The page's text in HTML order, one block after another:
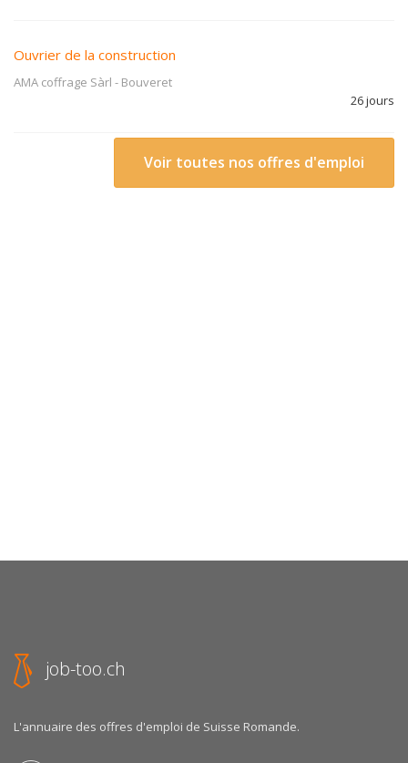
Ouvrier de la construction
AMA coffrage Sàrl - Bouveret
26 jours
Voir toutes nos offres d'emploi
job-too.ch
L'annuaire des offres d'emploi de Suisse Romande.